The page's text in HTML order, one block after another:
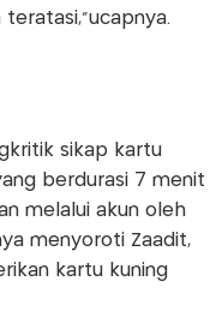
teratasi,"ucapnya.
sikap kartu
berdurasi 7 menit
melalui akun oleh
menyoroti Zaadit,
kartu kuning